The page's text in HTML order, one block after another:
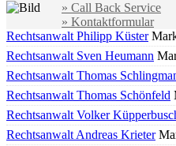
» Call Back Service
» Kontaktformular
Rechtsanwalt Philipp Küster
Rechtsanwalt Sven Heumann
Rechtsanwalt Thomas
Rechtsanwalt Thomas Schönfeld
Rechtsanwalt Volker
Rechtsanwalt Andreas Krieter